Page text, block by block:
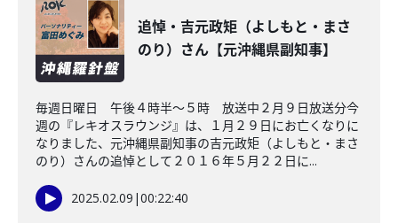
追悼・吉元政矩（よしもと・まさ
のり）さん【元沖縄県副知事】
毎週日曜日 午後４時半～５時 放送中２月９日放送分今
週の『レキオスラウンジ』は、１月２９日にお亡くなりに
なりました、元沖縄県副知事の吉元政矩（よしもと・まさ
のり）さんの追悼として２０１６年５月２２日に...
2025.02.09 |00:22:40